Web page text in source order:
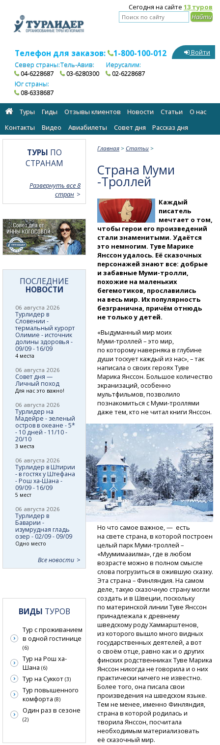
Сегодня на сайте 13 туров
Телефон для заказов: 1-800-100-012
Север страны:
04-6228687
Тель-Авив:
03-6280300
Иерусалим:
02-6228687
Юг страны:
08-6338687
Войти
Туры Гиды Отзывы клиентов Новости Статьи
О нас
Контакты
Видео Авиабилеты Cовет дня Рассказ дня
Главная > Статьи >
Страна Муми
-Троллей
Каждый
писатель
мечтает о том,
чтобы герои его произведений
стали знаменитыми. Удаётся
это немногим. Туве Марике
Янссон удалось. Её сказочных
персонажей знают все: добрые
и забавные Муми-тролли,
похожие на маленьких
бегемотиков, прославились
на весь мир. Их популярность
безгранична, причём отнюдь
не только у детей.
«Выдуманный мир моих
Муми-троллей – это мир,
по которому наверняка в глубине
души тоскует каждый из нас», – так
написала о своих героях Туве
Марика Янссон. Большое количество
экранизаций, особенно
мультфильмов, позволило
познакомитьсяс Муми-троллями
даже тем, кто не читал книги Янссон.
Но что самое важное, — есть
на свете страна, в которой построен
целый паркМуми-троллей –
«Муумимааилма», где в любом
возрасте можно в полном смысле
слова погрузиться в ожившую сказку.
Эта страна – Финляндия. На самом
деле, такую сказочную страну могли
создать и в Швеции, поскольку
по материнской линии Туве Янссон
принадлежала к древнему
шведскому роду Хаммарштенов,
из которого вышло много видных
государственных деятелей, а вот
о своём отце, равно как и о других
финских родственниках Туве Марика
Янссон никогда не говорила и о них
практически ничего не известно.
Более того, она писала свои
произведения на шведском языке.
Тем не менее, именно Финляндия,
страна в которой родилась и
творила Янссон, посчитала
необходимым материализовать
её сказочный мир.
ТУРЫ ПО
СТРАНАМ
Развернуть все 8
стран
ПОСЛЕДНИЕ
НОВОСТИ
06 августа 2026
Турлидер в
Словении -
термальный курорт
Олимие - источник
долины здоровья -
09/09 - 16/09
4 места
06 августа 2026
Совет дня —
Личный поход
Для нас это важно!
06 августа 2026
Турлидер на
Мадейре - зеленый
остров в океане - 5*
- 10 дней - 11/10 -
20/10
3 места
06 августа 2026
Турлидер в Штирии
- в гостях у Штефана
- Рош ха-Шана -
09/09 - 16/09
5 мест
06 августа 2026
Турлидер в
Баварии -
изумрудная гладь
озер - 02/09 - 09/09
Одно место
Все новости
ВИДЫ ТУРОВ
Тур с проживанием
в одной гостинице
(6)
Тур на Рош ха-
Шана (6)
Тур на Суккот (3)
Тур повышенного
комфорта (8)
Один раз в сезоне
(2)